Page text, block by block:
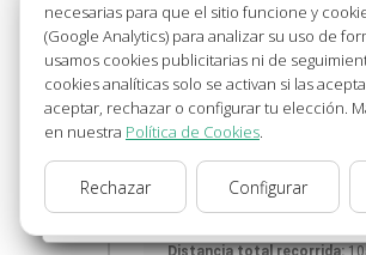
Día 12 - JUE.
KIOTO 32ºC - 34ºC
34ºC - 35ºC - OSAKA
33ºC - 36ºC
Distancia total recorrida:
Bienvenido a Europamundo
en el sitio internacional
Wellcome to Europamundo
international site of:
España
cambiar/change
necesarias para que el sitio funcione y
(Google Analytics) para analizar su uso de
usamos cookies publicitarias ni de
cookies analíticas solo se activan si las
aceptar, rechazar o configurar tu elección.
en nuestra Política de Cookies.
Rechazar Configurar